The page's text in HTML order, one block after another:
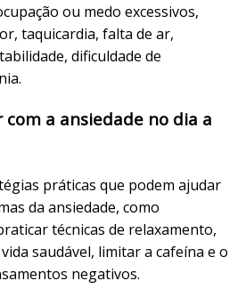
ou medo excessivos,
taquicardia, falta de ar,
dificuldade de
com a ansiedade no dia a
práticas que podem ajudar
da ansiedade, como
técnicas de relaxamento,
saudável, limitar a cafeína e o
negativos.